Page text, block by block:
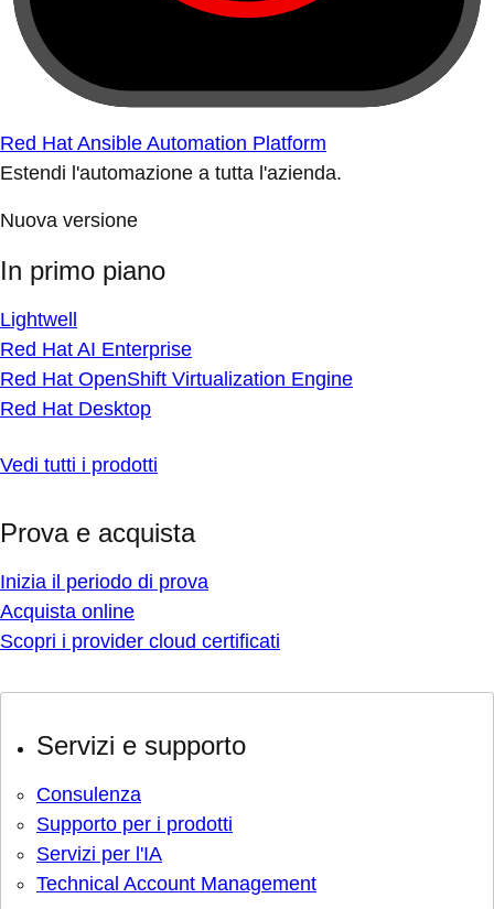
Red Hat Ansible Automation Platform
Estendi l'automazione a tutta l'azienda.
Nuova versione
In primo piano
Lightwell
Red Hat AI Enterprise
Red Hat OpenShift Virtualization Engine
Red Hat Desktop
Vedi tutti i prodotti
Prova e acquista
Inizia il periodo di prova
Acquista online
Scopri i provider cloud certificati
Servizi e supporto
Consulenza
Supporto per i prodotti
Servizi per l'IA
Technical Account Management